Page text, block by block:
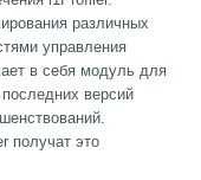
различных
управления
в себя модуль для
версий
получат это